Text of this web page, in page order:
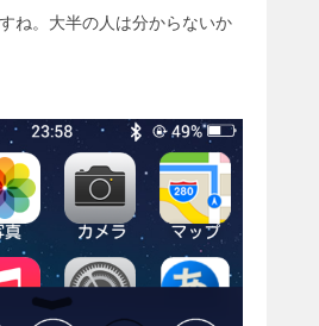
ね。大半の人は分からないか